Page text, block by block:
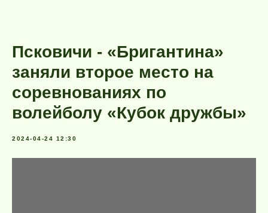
Псковичи - «Бригантина»
заняли второе место на
соревнованиях по
волейболу «Кубок дружбы»
2024-04-24 12:30